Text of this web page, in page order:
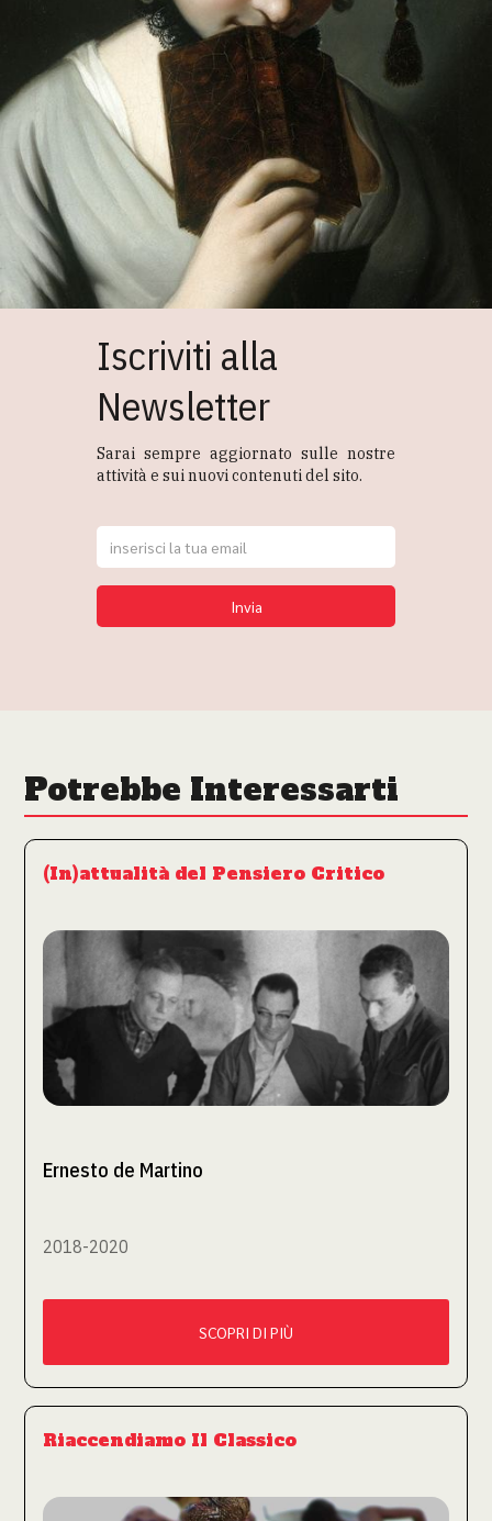
Iscriviti alla
Newsletter
Sarai sempre aggiornato sulle nostre
attività e sui nuovi contenuti del sito.
Potrebbe Interessarti
(In)attualità del Pensiero Critico
Ernesto de Martino
2018-2020
SCOPRI DI PIÙ
Riaccendiamo Il Classico